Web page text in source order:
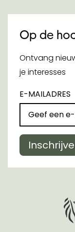
Op de
Ontvang
je interesses
E-MAILADRES